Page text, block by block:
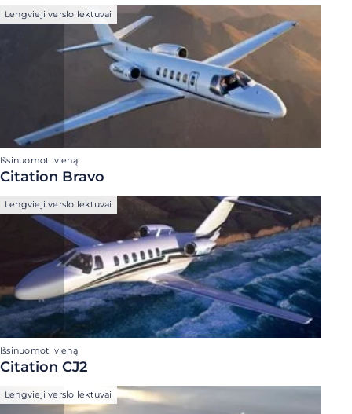
Lengvieji verslo lėktuvai
Išsinuomoti vieną
Citation Bravo
Lengvieji verslo lėktuvai
Išsinuomoti vieną
Citation CJ2
Lengvieji verslo lėktuvai